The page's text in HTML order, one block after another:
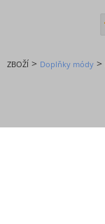
ZBOŽÍ > Doplňky módy >